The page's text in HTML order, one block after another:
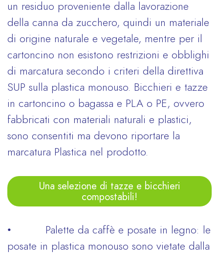
un residuo proveniente dalla lavorazione
della canna da zucchero, quindi un materiale
di origine naturale e vegetale, mentre per il
cartoncino non esistono restrizioni e obblighi
di marcatura secondo i criteri della direttiva
SUP sulla plastica monouso. Bicchieri e tazze
in cartoncino o bagassa e PLA o PE, ovvero
fabbricati con materiali naturali e plastici,
sono consentiti ma devono riportare la
marcatura Plastica nel prodotto.
Una selezione di tazze e bicchieri
compostabili!
• Palette da caffè e posate in legno: le
posate in plastica monouso sono vietate dalla